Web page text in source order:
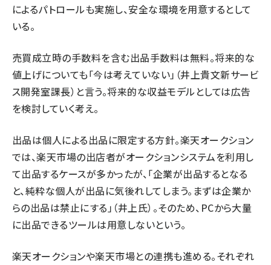
によるパトロールも実施し、安全な環境を用意するとして
いる。
売買成立時の手数料を含む出品手数料は無料。将来的な
値上げについても「今は考えていない」（井上貴文新サービ
ス開発室課長）と言う。将来的な収益モデルとしては広告
を検討していく考え。
出品は個人による出品に限定する方針。楽天オークション
では、楽天市場の出店者がオークションシステムを利用し
て出品するケースが多かったが、「企業が出品するとなる
と、純粋な個人が出品に気後れしてしまう。まずは企業か
らの出品は禁止にする」（井上氏）。そのため、PCから大量
に出品できるツールは用意しないという。
楽天オークションや楽天市場との連携も進める。それぞれ